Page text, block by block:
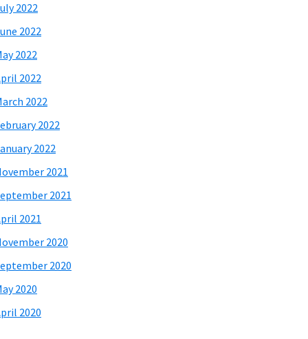
2022
2022
2022
2022
2022
2022
2022
2021
2021
2021
2020
2020
2020
2020